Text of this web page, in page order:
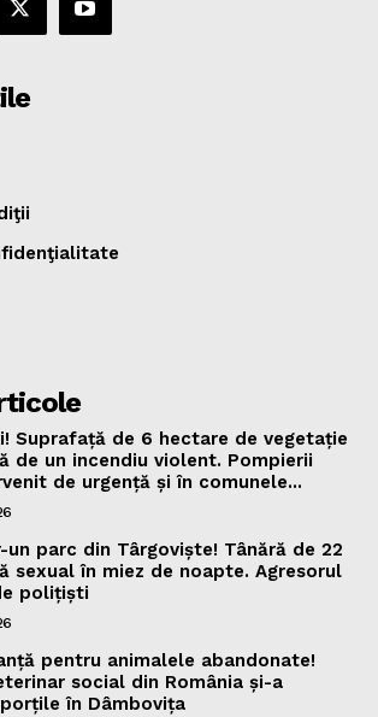
Suprafață de 6 hectare de vegetație
de un incendiu violent. Pompierii
de urgență și în comunele...
un parc din Târgoviște! Tânără de 22
sexual în miez de noapte. Agresorul
polițiști
pentru animalele abandonate!
social din România și-a
în Dâmbovița